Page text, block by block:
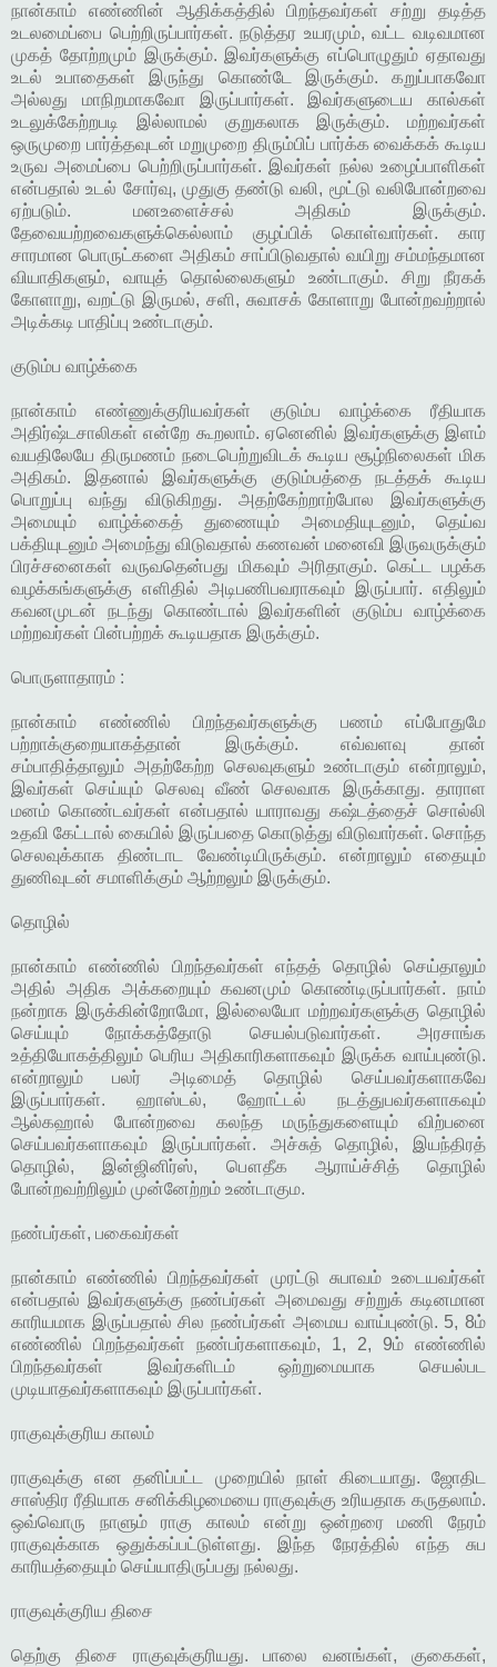
நான்காம் எண்ணின் ஆதிக்கத்தில் பிறந்தவர்கள் சற்று தடித்த
உடலமைப்பை பெற்றிருப்பார்கள். நடுத்தர உயரமும், வட்ட வடிவமான
முகத் தோற்றமும் இருக்கும். இவர்களுக்கு எப்பொழுதும் ஏதாவது
உடல் உபாதைகள் இருந்து கொண்டே இருக்கும். கறுப்பாகவோ
அல்லது மாநிறமாகவோ இருப்பார்கள். இவர்களுடைய கால்கள்
உடலுக்கேற்றபடி இல்லாமல் குறுகலாக இருக்கும். மற்றவர்கள்
ஒருமுறை பார்த்தவுடன் மறுமுறை திரும்பிப் பார்க்க வைக்கக் கூடிய
உருவ அமைப்பை பெற்றிருப்பார்கள். இவர்கள் நல்ல உழைப்பாளிகள்
என்பதால் உடல் சோர்வு, முதுகு தண்டு வலி, மூட்டு வலிபோன்றவை
ஏற்படும். மனஉளைச்சல் அதிகம் இருக்கும்.
தேவையற்றவைகளுக்கெல்லாம் குழப்பிக் கொள்வார்கள். கார
சாரமான பொருட்களை அதிகம் சாப்பிடுவதால் வயிறு சம்மந்தமான
வியாதிகளும், வாயுத் தொல்லைகளும் உண்டாகும். சிறு நீரகக்
கோளாறு, வறட்டு இருமல், சளி, சுவாசக் கோளாறு போன்றவற்றால்
அடிக்கடி பாதிப்பு உண்டாகும்.
குடும்ப வாழ்க்கை
நான்காம் எண்ணுக்குரியவர்கள் குடும்ப வாழ்க்கை ரீதியாக
அதிர்ஷ்டசாலிகள் என்றே கூறலாம். ஏனெனில் இவர்களுக்கு இளம்
வயதிலேயே திருமணம் நடைபெற்றுவிடக் கூடிய சூழ்நிலைகள் மிக
அதிகம். இதனால் இவர்களுக்கு குடும்பத்தை நடத்தக் கூடிய
பொறுப்பு வந்து விடுகிறது. அதற்கேற்றாற்போல இவர்களுக்கு
அமையும் வாழ்க்கைத் துணையும் அமைதியுடனும், தெய்வ
பக்தியுடனும் அமைந்து விடுவதால் கணவன் மனைவி இருவருக்கும்
பிரச்சனைகள் வருவதென்பது மிகவும் அரிதாகும். கெட்ட பழக்க
வழக்கங்களுக்கு எளிதில் அடிபணிபவராகவும் இருப்பார். எதிலும்
கவனமுடன் நடந்து கொண்டால் இவர்களின் குடும்ப வாழ்க்கை
மற்றவர்கள் பின்பற்றக் கூடியதாக இருக்கும்.
பொருளாதாரம் :
நான்காம் எண்ணில் பிறந்தவர்களுக்கு பணம் எப்போதுமே
பற்றாக்குறையாகத்தான் இருக்கும். எவ்வளவு தான்
சம்பாதித்தாலும் அதற்கேற்ற செலவுகளும் உண்டாகும் என்றாலும்,
இவர்கள் செய்யும் செலவு வீண் செலவாக இருக்காது. தாராள
மனம் கொண்டவர்கள் என்பதால் யாராவது கஷ்டத்தைச் சொல்லி
உதவி கேட்டால் கையில் இருப்பதை கொடுத்து விடுவார்கள். சொந்த
செலவுக்காக திண்டாட வேண்டியிருக்கும். என்றாலும் எதையும்
துணிவுடன் சமாளிக்கும் ஆற்றலும் இருக்கும்.
தொழில்
நான்காம் எண்ணில் பிறந்தவர்கள் எந்தத் தொழில் செய்தாலும்
அதில் அதிக அக்கறையும் கவனமும் கொண்டிருப்பார்கள். நாம்
நன்றாக இருக்கின்றோமோ, இல்லையோ மற்றவர்களுக்கு தொழில்
செய்யும் நோக்கத்தோடு செயல்படுவார்கள். அரசாங்க
உத்தியோகத்திலும் பெரிய அதிகாரிகளாகவும் இருக்க வாய்புண்டு.
என்றாலும் பலர் அடிமைத் தொழில் செய்பவர்களாகவே
இருப்பார்கள். ஹாஸ்டல், ஹோட்டல் நடத்துபவர்களாகவும்
ஆல்கஹால் போன்றவை கலந்த மருந்துகளையும் விற்பனை
செய்பவர்களாகவும் இருப்பார்கள். அச்சுத் தொழில், இயந்திரத்
தொழில், இன்ஜினிர்ஸ், பௌதீக ஆராய்ச்சித் தொழில்
போன்றவற்றிலும் முன்னேற்றம் உண்டாகும.
நண்பர்கள், பகைவர்கள்
நான்காம் எண்ணில் பிறந்தவர்கள் முரட்டு சுபாவம் உடையவர்கள்
என்பதால் இவர்களுக்கு நண்பர்கள் அமைவது சற்றுக் கடினமான
காரியமாக இருப்பதால் சில நண்பர்கள் அமைய வாய்புண்டு. 5, 8ம்
எண்ணில் பிறந்தவர்கள் நண்பர்களாகவும், 1, 2, 9ம் எண்ணில்
பிறந்தவர்கள் இவர்களிடம் ஒற்றுமையாக செயல்பட
முடியாதவர்களாகவும் இருப்பார்கள்.
ராகுவுக்குரிய காலம்
ராகுவுக்கு என தனிப்பட்ட முறையில் நாள் கிடையாது. ஜோதிட
சாஸ்திர ரீதியாக சனிக்கிழமையை ராகுவுக்கு உரியதாக கருதலாம்.
ஒவ்வொரு நாளும் ராகு காலம் என்று ஒன்றரை மணி நேரம்
ராகுவுக்காக ஒதுக்கப்பட்டுள்ளது. இந்த நேரத்தில் எந்த சுப
காரியத்தையும் செய்யாதிருப்பது நல்லது.
ராகுவுக்குரிய திசை
தெற்கு திசை ராகுவுக்குரியது. பாலை வனங்கள், குகைகள்,